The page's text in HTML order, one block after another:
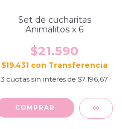
Set de cucharitas
Animalitos x 6
$21.590
$19.431 con
3 cuotas sin interés de $7.196,67